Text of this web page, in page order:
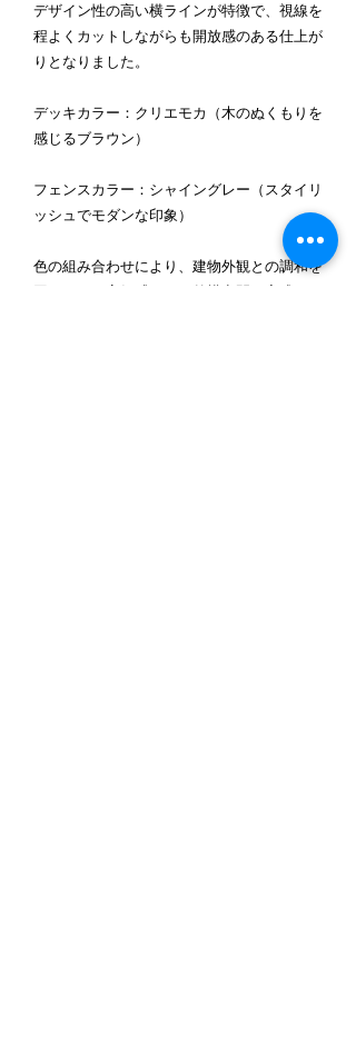
デザイン性の高い横ラインが特徴で、視線を
程よくカットしながらも開放感のある仕上が
りとなりました。
デッキカラー：クリエモカ（木のぬくもりを
感じるブラウン）
フェンスカラー：シャイングレー（スタイリ
ッシュでモダンな印象）
色の組み合わせにより、建物外観との調和を
図りつつ、高級感のある外構空間が完成しま